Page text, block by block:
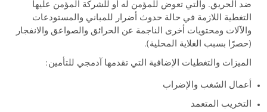
ضد الحريق. والتي تعوض للمؤمن له أو للشركة المؤمن عليها
التغطية اللازمة في حالة حدوث أضرار للمباني والمستودعات
والآلات ومحتويات أخرى الناجمة عن الحرائق والصواعق والانفجار
(حصرًا بسبب الغلاية المحلية).
الميزات والتغطيات الإضافية التي تقدمها آدمجي للتأمين:
أعمال الشغب والإضراب
التخريب المتعمد